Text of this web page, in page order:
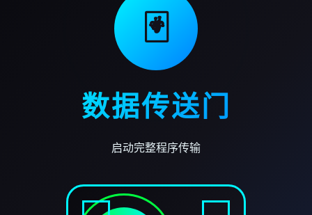
🃏
数据传送门
启动完整程序传输